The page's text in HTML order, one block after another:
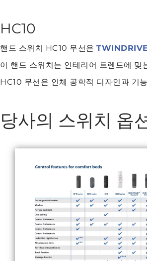
HC10
핸드 스위치 HC10 무선은 TWINDRIVE
이 핸드 스위치는 인테리어 트렌드에 맞
HC10 무선은 인체 공학적 디자인과 기
당사의 스위치 옵